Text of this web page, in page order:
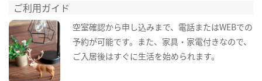
ご利用ガイド
空室確認から申し込みまで、電話またはWEBでの
予約が可能です。また、家具・家電付きなので、
ご入居後はすぐに生活を始められます。